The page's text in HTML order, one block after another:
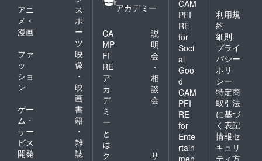
アニ
メ・
漫画
ス
ポ
ー
ツ
ファ
ッ
ショ
ン
映
像
・
映
画
ゲー
ム・
サー
ビス
開発
書
籍
・
雑
誌
アカデミー
CA
MP
FI
RE
ア
カ
デ
ミ
ー
と
は
説
明
会
・
相
談
会
ク
サ
CAM
PFI
RE
for
Soci
al
Goo
d
CAM
PFI
RE
for
Ente
rtain
men
利用規
約
細則
プライ
バシー
ポリ
シー
特定商
取引法
に基づ
く表記
情報セ
キュリ
ティ方